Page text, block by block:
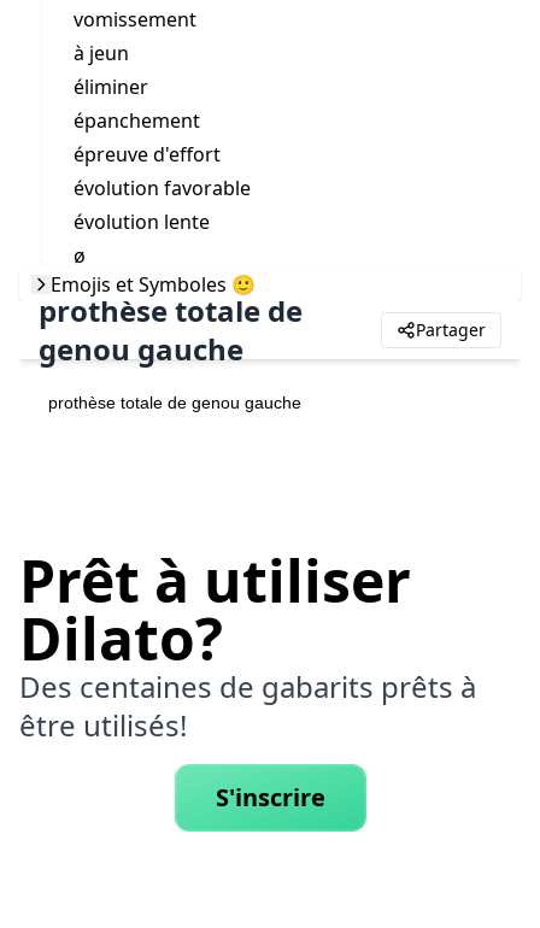
vomissement
à jeun
éliminer
épanchement
épreuve d'effort
évolution favorable
évolution lente
ø
Emojis et Symboles 🙂
prothèse totale de
genou gauche
Partager
prothèse totale de genou gauche
Prêt à utiliser
Dilato?
Des centaines de gabarits prêts à
être utilisés!
S'inscrire